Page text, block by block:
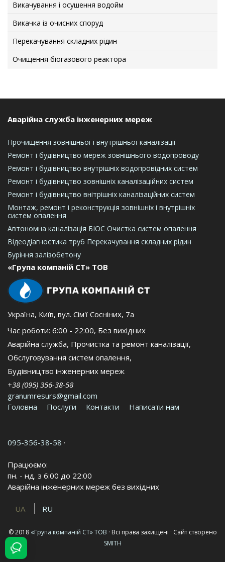
Викачування і осушення водойм
Викачка із очисних споруд
Перекачування складних рідин
Очищення біогазового реактора
Аварійна служба інженерних мереж
Прочищення зовнішньої і внутрішньої каналізації
Ремонт і будівництво мереж зовнішнього водопроводу
Ремонт і будівництво внутрішніх водопровідних систем
Ремонт і будівництво зовнішніх каналізаційних систем
Ремонт і будівництво внітрішніх каналізаційних систем
Монтаж, ремонт і реконструкція зовнішніх і внутрішніх
систем опалення
Автономна каналізація БІОС Очистка систем опалення
Відеодіагностика труб Перекачування складних рідин
Буріння залізобетону
«Група компаній СТ» ТОВ
Україна, Київ, вул. Сім'ї Сосніних, 7а
Час роботи: 6:00 - 22:00, Без вихідних
Аварійна служба, Прочистка та ремонт каналізації,
Обслуговування систем опалення,
Будівництво інженерних мереж
+38 (095) 356-38-58
granumresurs@gmail.com
Головна
Послуги Контакти Написати нам
095-356-38-58 ·
Працюємо:
пн. - нд. з 6:00 до 22:00
Аварійна інженерних мереж без вихідних
RU
UA
© 2018 «Група компаній СТ» ТОВ · Всі права захищені · Сайт створено
SMITH